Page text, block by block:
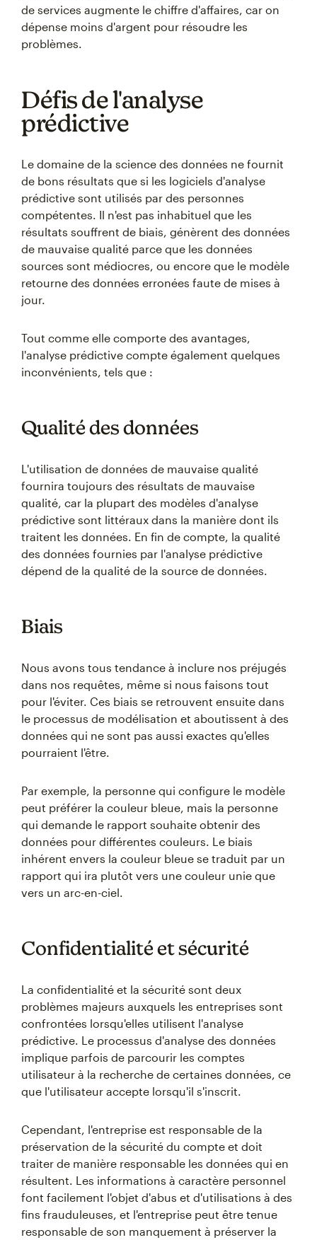
de services augmente le chiffre d'affaires, car on
dépense moins d'argent pour résoudre les
problèmes.
Défis de l'analyse
prédictive
Le domaine de la science des données ne fournit
de bons résultats que si les logiciels d'analyse
prédictive sont utilisés par des personnes
compétentes. Il n'est pas inhabituel que les
résultats souffrent de biais, génèrent des données
de mauvaise qualité parce que les données
sources sont médiocres, ou encore que le modèle
retourne des données erronées faute de mises à
jour.
Tout comme elle comporte des avantages,
l'analyse prédictive compte également quelques
inconvénients, tels que :
Qualité des données
L'utilisation de données de mauvaise qualité
fournira toujours des résultats de mauvaise
qualité, car la plupart des modèles d'analyse
prédictive sont littéraux dans la manière dont ils
traitent les données. En fin de compte, la qualité
des données fournies par l'analyse prédictive
dépend de la qualité de la source de données.
Biais
Nous avons tous tendance à inclure nos préjugés
dans nos requêtes, même si nous faisons tout
pour l'éviter. Ces biais se retrouvent ensuite dans
le processus de modélisation et aboutissent à des
données qui ne sont pas aussi exactes qu'elles
pourraient l'être.
Par exemple, la personne qui configure le modèle
peut préférer la couleur bleue, mais la personne
qui demande le rapport souhaite obtenir des
données pour différentes couleurs. Le biais
inhérent envers la couleur bleue se traduit par un
rapport qui ira plutôt vers une couleur unie que
vers un arc-en-ciel.
Confidentialité et sécurité
La confidentialité et la sécurité sont deux
problèmes majeurs auxquels les entreprises sont
confrontées lorsqu'elles utilisent l'analyse
prédictive. Le processus d'analyse des données
implique parfois de parcourir les comptes
utilisateur à la recherche de certaines données, ce
que l'utilisateur accepte lorsqu'il s'inscrit.
Cependant, l'entreprise est responsable de la
préservation de la sécurité du compte et doit
traiter de manière responsable les données qui en
résultent. Les informations à caractère personnel
font facilement l'objet d'abus et d'utilisations à des
fins frauduleuses, et l'entreprise peut être tenue
responsable de son manquement à préserver la